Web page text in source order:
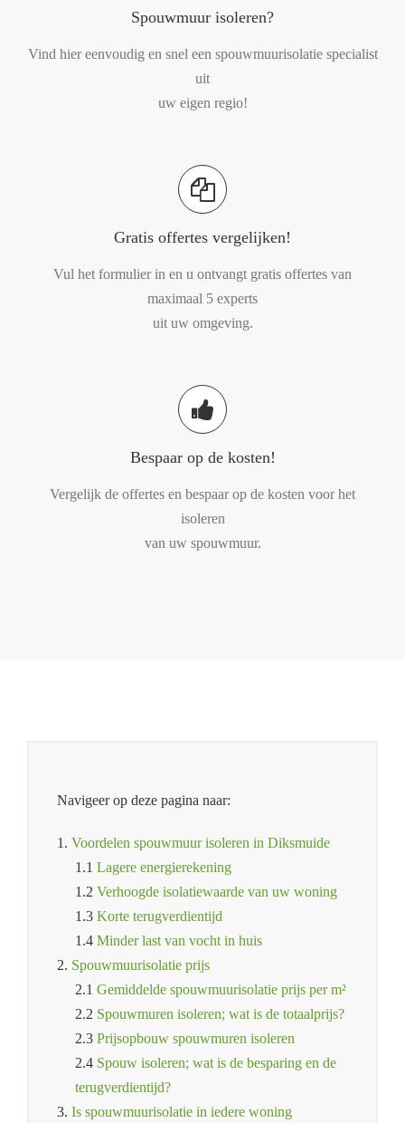
Spouwmuur isoleren?
Vind hier eenvoudig en snel een spouwmuurisolatie specialist
uit
uw eigen regio!
Gratis offertes vergelijken!
Vul het formulier in en u ontvangt gratis offertes van
maximaal 5 experts
uit uw omgeving.
Bespaar op de kosten!
Vergelijk de offertes en bespaar op de kosten voor het
isoleren
van uw spouwmuur.
Navigeer op deze pagina naar:
1. Voordelen spouwmuur isoleren in Diksmuide
1.1 Lagere energierekening
1.2 Verhoogde isolatiewaarde van uw woning
1.3 Korte terugverdientijd
1.4 Minder last van vocht in huis
2. Spouwmuurisolatie prijs
2.1 Gemiddelde spouwmuurisolatie prijs per m²
2.2 Spouwmuren isoleren; wat is de totaalprijs?
2.3 Prijsopbouw spouwmuren isoleren
2.4 Spouw isoleren; wat is de besparing en de
terugverdientijd?
3. Is spouwmuurisolatie in iedere woning